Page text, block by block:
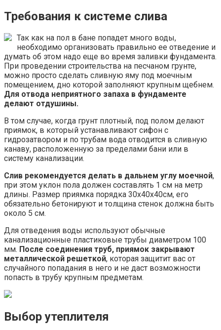
Требования к системе слива
Так как на пол в бане попадет много воды,
необходимо организовать правильно ее отведение и
думать об этом надо еще во время заливки фундамента.
При проведении строительства на песчаном грунте,
можно просто сделать сливную яму под моечным
помещением, дно которой заполняют крупным щебнем.
Для отвода неприятного запаха в фундаменте
делают отдушины.
В том случае, когда грунт плотный, под полом делают
приямок, в который устанавливают сифон с
гидрозатвором и по трубам вода отводится в сливную
канаву, расположенную за пределами бани или в
систему канализации.
Слив рекомендуется делать в дальнем углу моечной,
при этом уклон пола должен составлять 1 см на метр
длины. Размер приямка порядка 30х40х40см, его
обязательно бетонируют и толщина стенок должна быть
около 5 см.
Для отведения воды используют обычные
канализационные пластиковые трубы диаметром 100
мм. После соединения труб, приямок закрывают
металлической решеткой, которая защитит вас от
случайного попадания в него и не даст возможности
попасть в трубу крупным предметам.
Выбор утеплителя